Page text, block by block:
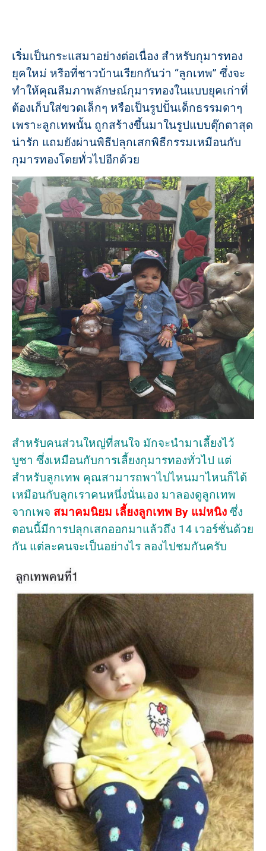
เริ่มเป็นกระแสมาอย่างต่อเนื่อง สำหรับกุมารทอง
ยุคใหม่ หรือที่ชาวบ้านเรียกกันว่า “ลูกเทพ” ซึ่งจะ
ทำให้คุณลืมภาพลักษณ์กุมารทองในแบบยุคเก่าที่
ต้องเก็บใส่ขวดเล็กๆ หรือเป็นรูปปั้นเด็กธรรมดาๆ
เพราะลูกเทพนั้น ถูกสร้างขึ้นมาในรูปแบบตุ๊กตาสุด
น่ารัก แถมยังผ่านพิธีปลุกเสกพิธีกรรมเหมือนกับ
กุมารทองโดยทั่วไปอีกด้วย
สำหรับคนส่วนใหญ่ที่สนใจ มักจะนำมาเลี้ยงไว้
บูชา ซึ่งเหมือนกับการเลี้ยงกุมารทองทั่วไป แต่
สำหรับลูกเทพ คุณสามารถพาไปไหนมาไหนก็ได้
เหมือนกับลูกเราคนหนึ่งนั่นเอง มาลองดูลูกเทพ
จากเพจ สมาคมนิยม เลี้ยงลูกเทพ By แม่หนิง ซึ่ง
ตอนนี้มีการปลุกเสกออกมาแล้วถึง 14 เวอร์ชั่นด้วย
กัน แต่ละคนจะเป็นอย่างไร ลองไปชมกันครับ